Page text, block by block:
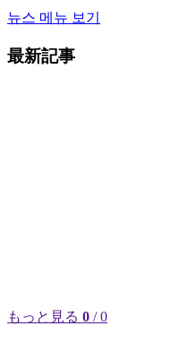
뉴스 메뉴 보기
最新記事
もっと見る 0 / 0